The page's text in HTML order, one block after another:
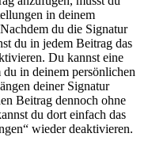
in deinem
du die Signatur
du in jedem Beitrag das
Du kannst eine
in deinem persönlichen
deiner Signatur
Beitrag dennoch ohne
du dort einfach das
wieder deaktivieren.